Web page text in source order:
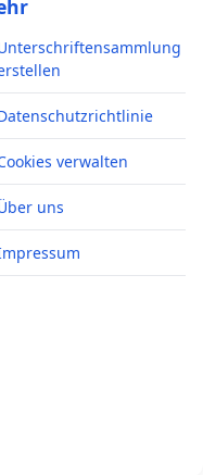
verwalten
uns